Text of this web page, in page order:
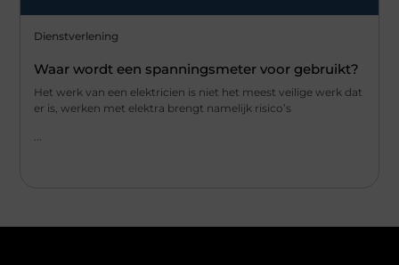
Dienstverlening
Waar wordt een spanningsmeter voor gebruikt?
Het werk van een elektricien is niet het meest veilige werk dat
er is, werken met elektra brengt namelijk risico’s
...